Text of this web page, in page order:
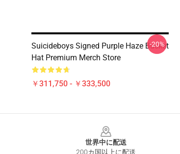
Suicideboys Signed Purple Haze Bucket
Hat Premium Merch Store
￥311,750 - ￥333,500
-20%
世界中に配送
200カ国以上に配送